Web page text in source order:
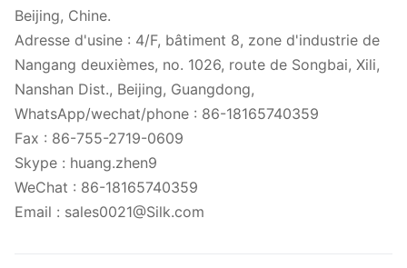
Beijing, Chine.
Adresse d'usine : 4/F, bâtiment 8, zone d'industrie de
Nangang deuxièmes, no. 1026, route de Songbai, Xili,
Nanshan Dist., Beijing, Guangdong,
WhatsApp/wechat/phone : 86-18165740359
Fax : 86-755-2719-0609
Skype : huang.zhen9
WeChat : 86-18165740359
Email : sales0021@Silk.com